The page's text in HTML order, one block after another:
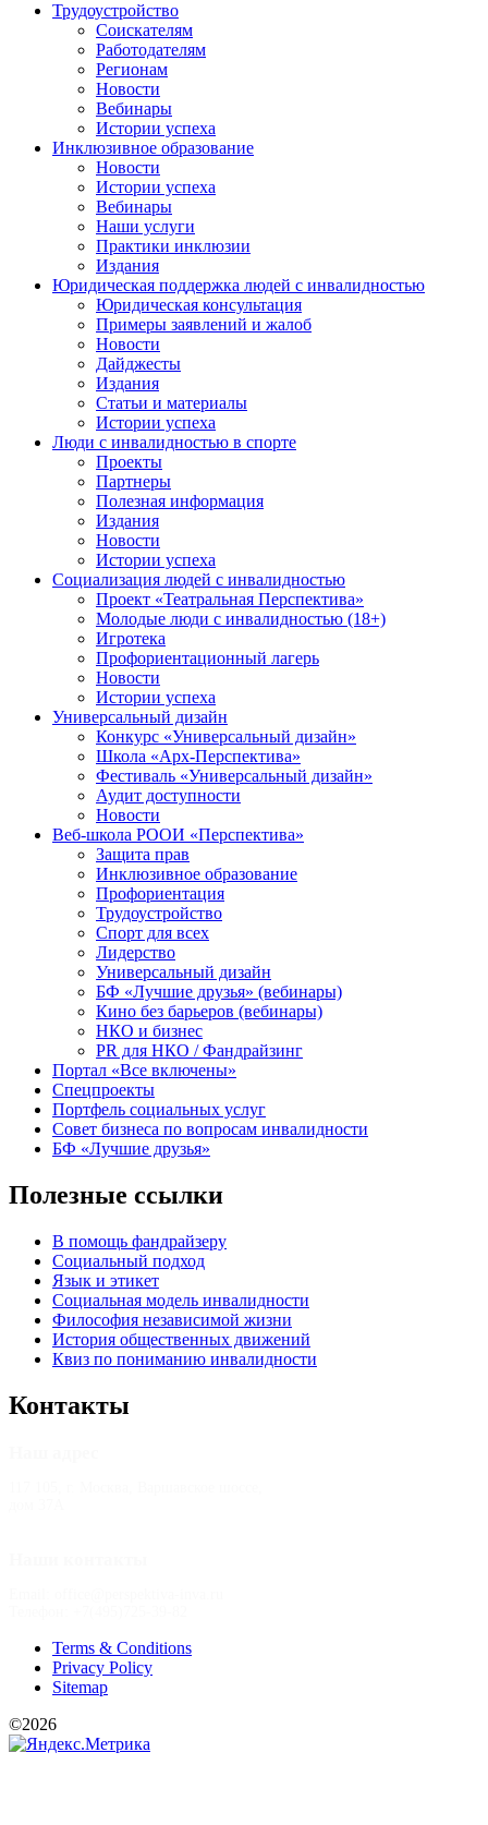
Трудоустройство
Соискателям
Работодателям
Регионам
Новости
Вебинары
Истории успеха
Инклюзивное образование
Новости
Истории успеха
Вебинары
Наши услуги
Практики инклюзии
Издания
Юридическая поддержка людей с инвалидностью
Юридическая консультация
Примеры заявлений и жалоб
Новости
Дайджесты
Издания
Статьи и материалы
Истории успеха
Люди с инвалидностью в спорте
Проекты
Партнеры
Полезная информация
Издания
Новости
Истории успеха
Социализация людей с инвалидностью
Проект «Театральная Перспектива»
Молодые люди с инвалидностью (18+)
Игротека
Профориентационный лагерь
Новости
Истории успеха
Универсальный дизайн
Конкурс «Универсальный дизайн»
Школа «Арх-Перспектива»
Фестиваль «Универсальный дизайн»
Аудит доступности
Новости
Веб-школа РООИ «Перспектива»
Защита прав
Инклюзивное образование
Профориентация
Трудоустройство
Спорт для всех
Лидерство
Универсальный дизайн
БФ «Лучшие друзья» (вебинары)
Кино без барьеров (вебинары)
НКО и бизнес
PR для НКО / Фандрайзинг
Портал «Все включены»
Спецпроекты
Портфель социальных услуг
Совет бизнеса по вопросам инвалидности
БФ «Лучшие друзья»
Полезные ссылки
В помощь фандрайзеру
Социальный подход
Язык и этикет
Социальная модель инвалидности
Философия независимой жизни
История общественных движений
Квиз по пониманию инвалидности
Контакты
Terms & Conditions
Privacy Policy
Sitemap
©2026